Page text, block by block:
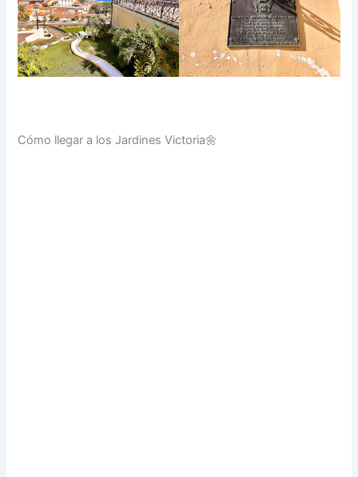
Cómo llegar a los Jardines Victoria🌼